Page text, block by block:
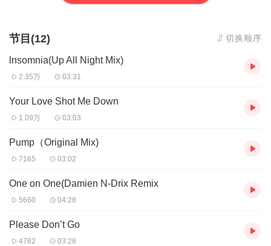
节目(12) 切换顺序
lnsomnia(Up All Night Mix)
2.35万 03:31
Your Love Shot Me Down
1.09万 03:03
Pump（Original Mix)
7165 03:02
One on One(Damien N-Drix Remix
5660 04:28
Please Don’t Go
4782 03:28